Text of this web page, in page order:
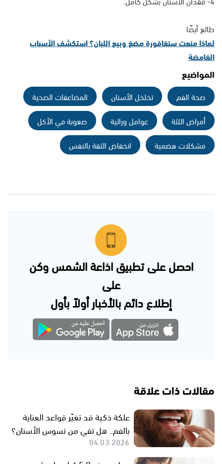
طالع أيضًا
لماذا منعت سنغافورة مضغ وبيع اللبان؟ استكشف الأسباب
الغامضة
المواضيع
صحة الفم تخلخل الأسنان
المضاعفات الصحية
أمراض اللثة
عوامل وراثية
صعوبة في الأكل
مشكلات هضمية
انخفاض الثقة بالنفس
احصل على تطبيق اذاعة الشمس وكن
على
إطلاع دائم بالأخبار أولاً بأول
مقالات ذات علاقة
علكة ذكية قد تغيّر قواعد العناية
بالفم.. هل تقي من تسوس الأسنان؟
04.03.2026